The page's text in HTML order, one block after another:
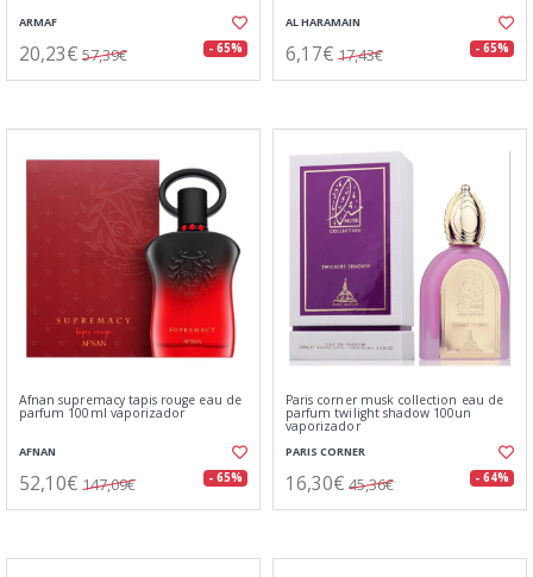
ARMAF
20,23€ 57,39€ - 65%
AL HARAMAIN
6,17€ 17,43€ - 65%
Afnan supremacy tapis rouge eau de
parfum 100ml vaporizador
AFNAN
52,10€ 147,09€ - 65%
Paris corner musk collection eau de
parfum twilight shadow 100un
vaporizador
PARIS CORNER
16,30€ 45,36€ - 64%